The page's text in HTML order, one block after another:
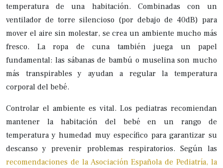
temperatura de una habitación. Combinadas con un
ventilador de torre silencioso (por debajo de 40dB) para
mover el aire sin molestar, se crea un ambiente mucho más
fresco. La ropa de cuna también juega un papel
fundamental: las sábanas de bambú o muselina son mucho
más transpirables y ayudan a regular la temperatura
corporal del bebé.
Controlar el ambiente es vital. Los pediatras recomiendan
mantener la habitación del bebé en un rango de
temperatura y humedad muy específico para garantizar su
descanso y prevenir problemas respiratorios. Según las
recomendaciones de la Asociación Española de Pediatría, la